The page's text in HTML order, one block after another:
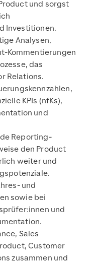
und sorgst
Investitionen.
Analysen,
Kommentierungen
das
Relations.
KPIs (nfKs),
und
Reporting-
den Product
weiter und
und
sowie bei
und
Sales
Customer
zusammen und